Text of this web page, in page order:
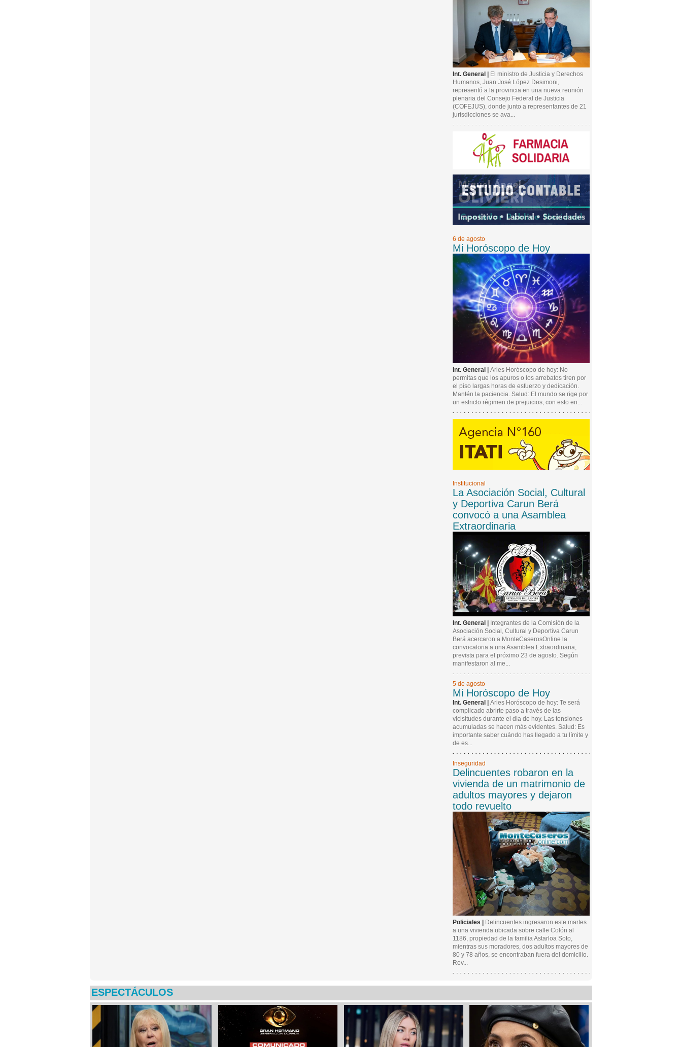
Int. General |
El ministro de Justicia y Derechos
Humanos, Juan José López Desimoni,
representó a la provincia en una nueva reunión
plenaria del Consejo Federal de Justicia
(COFEJUS), donde junto a representantes de 21
jurisdicciones se ava...
6 de agosto
Mi Horóscopo de Hoy
Int. General | Aries Horóscopo de hoy: No
permitas que los apuros o los arrebatos tiren por
el piso largas horas de esfuerzo y dedicación.
Mantén la paciencia. Salud: El mundo se rige por
un estricto régimen de prejuicios, con esto en...
Institucional
La Asociación Social, Cultural
y Deportiva Carun Berá
convocó a una Asamblea
Extraordinaria
Int. General |
Integrantes de la Comisión de la
Asociación Social, Cultural y Deportiva Carun
Berá acercaron a MonteCaserosOnline la
convocatoria a una Asamblea Extraordinaria,
prevista para el próximo 23 de agosto. Según
manifestaron al me...
5 de agosto
Mi Horóscopo de Hoy
Int. General | Aries Horóscopo de hoy: Te será
complicado abrirte paso a través de las
vicisitudes durante el día de hoy. Las tensiones
acumuladas se hacen más evidentes. Salud: Es
importante saber cuándo has llegado a tu límite y
de es...
Inseguridad
Delincuentes robaron en la
vivienda de un matrimonio de
adultos mayores y dejaron
todo revuelto
Policiales |
Delincuentes ingresaron este martes
a una vivienda ubicada sobre calle Colón al
1186, propiedad de la familia Astarloa Soto,
mientras sus moradores, dos adultos mayores de
80 y 78 años, se encontraban fuera del domicilio.
Rev...
ESPECTÁCULOS